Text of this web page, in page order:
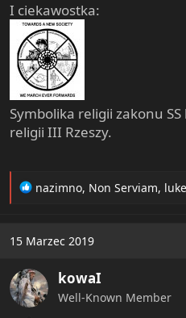
I ciekawostka:
Symbolika religii zakonu
religii III Rzeszy.
R
t
o
n
s
nazimno, Non Serviam,
15 Marzec 2019
kowaI
Well-Known Member